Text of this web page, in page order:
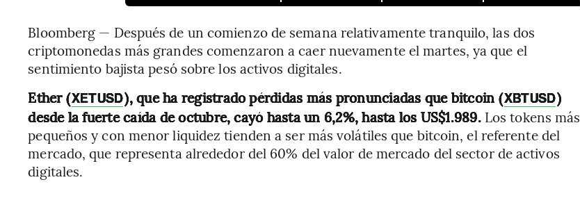
Bloomberg — Después de un comienzo de semana relativamente tranquilo, las dos
criptomonedas más grandes comenzaron a caer nuevamente el martes, ya que el
sentimiento bajista pesó sobre los activos digitales.
Ether (XETUSD), que ha registrado pérdidas más pronunciadas que bitcoin (XBTUSD)
desde la fuerte caída de octubre, cayó hasta un 6,2%, hasta los US$1.989.Los tokens más
pequeños y con menor liquidez tienden a ser más volátiles que bitcoin, el referente del
mercado, que representa alrededor del 60% del valor de mercado del sector de activos
digitales.